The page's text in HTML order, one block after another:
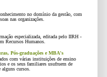
no domínio da gestão, com
nas organizações.
especializada, editada pelo IIRH -
Recursos Humanos.
Pós-graduações e MBA's
com várias instituições de ensino
e os seus familiares usufruem de
cursos.